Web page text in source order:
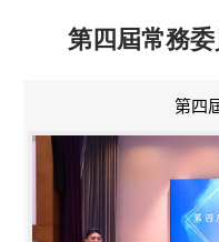
第四屆常務
第四